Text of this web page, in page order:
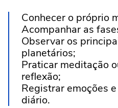
Conhecer o próprio
Acompanhar as
Observar os
planetários;
Praticar meditação
reflexão;
Registrar emoções
diário.